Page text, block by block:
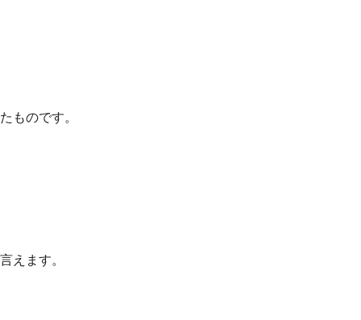
ものです。
えます。